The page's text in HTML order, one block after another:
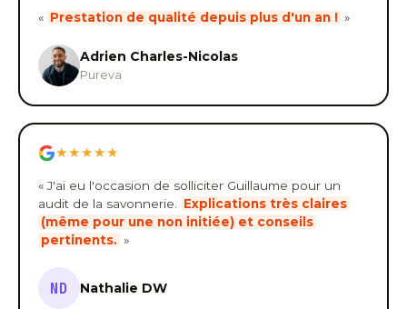
« Prestation de qualité depuis plus d'un an ! »
Adrien Charles-Nicolas
Pureva
★★★★★
« J'ai eu l'occasion de solliciter Guillaume pour un
audit de la savonnerie.
Explications très claires
(même pour une non initiée) et conseils
pertinents. »
ND Nathalie DW